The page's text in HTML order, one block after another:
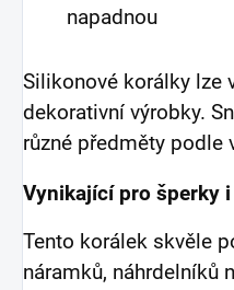
napadnou
Silikonové korálky lze
dekorativní výrobky.
různé předměty podle
Vynikající pro šperky
Tento korálek skvěle
náramků, náhrdelníků